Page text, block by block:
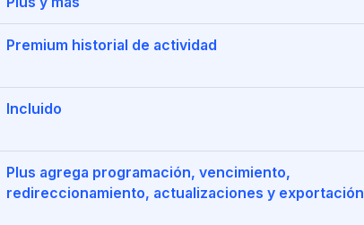
Premium historial de actividad
Incluido
Plus agrega programación, vencimiento,
redireccionamiento, actualizaciones y exportación